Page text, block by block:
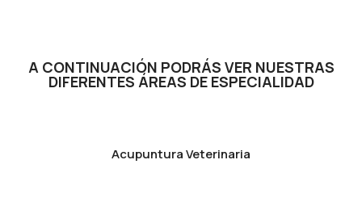
A CONTINUACIÓN PODRÁS VER NUESTRAS
DIFERENTES ÁREAS DE ESPECIALIDAD
Acupuntura Veterinaria